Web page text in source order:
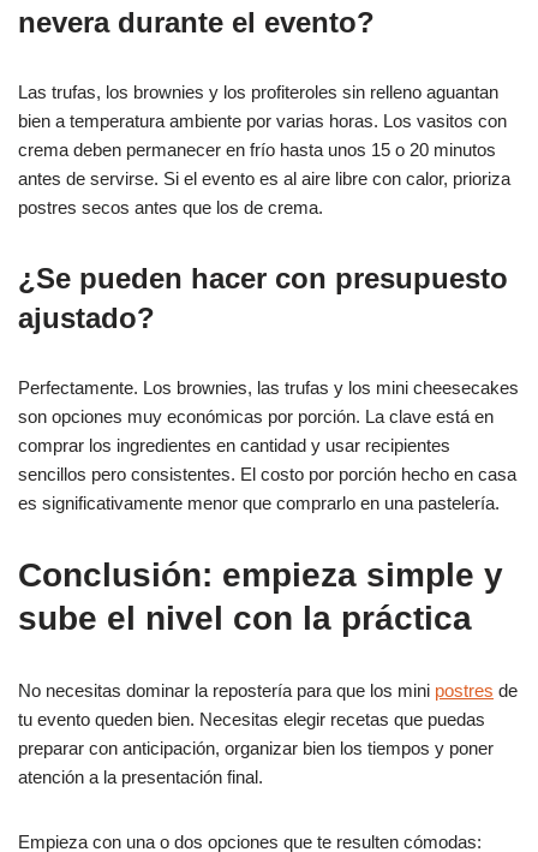
nevera durante el evento?
Las trufas, los brownies y los profiteroles sin relleno aguantan
bien a temperatura ambiente por varias horas. Los vasitos con
crema deben permanecer en frío hasta unos 15 o 20 minutos
antes de servirse. Si el evento es al aire libre con calor, prioriza
postres secos antes que los de crema.
¿Se pueden hacer con presupuesto
ajustado?
Perfectamente. Los brownies, las trufas y los mini cheesecakes
son opciones muy económicas por porción. La clave está en
comprar los ingredientes en cantidad y usar recipientes
sencillos pero consistentes. El costo por porción hecho en casa
es significativamente menor que comprarlo en una pastelería.
Conclusión: empieza simple y
sube el nivel con la práctica
No necesitas dominar la repostería para que los mini postres de
tu evento queden bien. Necesitas elegir recetas que puedas
preparar con anticipación, organizar bien los tiempos y poner
atención a la presentación final.
Empieza con una o dos opciones que te resulten cómodas: